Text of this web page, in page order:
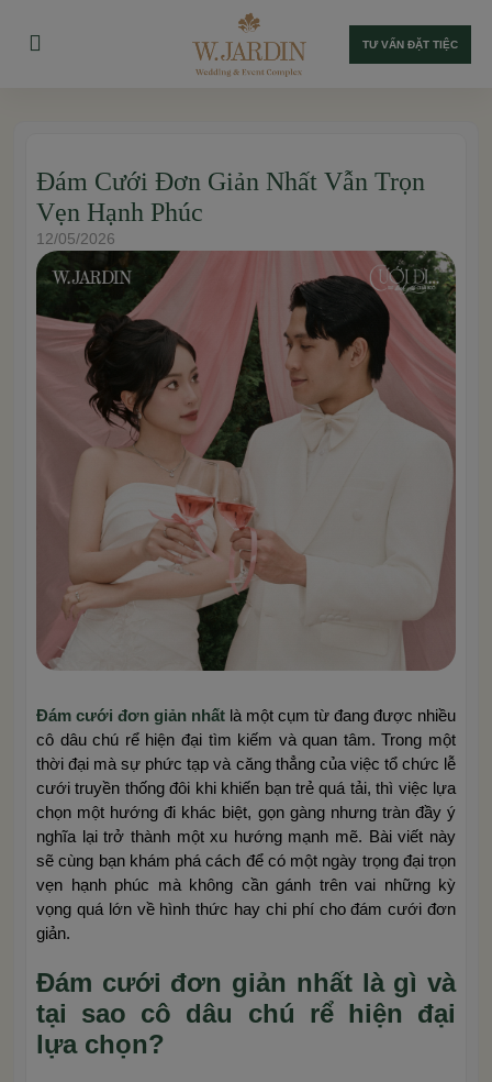
TƯ VẤN ĐẶT TIỆC
Đám Cưới Đơn Giản Nhất Vẫn Trọn
Vẹn Hạnh Phúc
12/05/2026
Đám cưới đơn giản nhất là một cụm từ đang được nhiều
cô dâu chú rể hiện đại tìm kiếm và quan tâm. Trong một
thời đại mà sự phức tạp và căng thẳng của việc tổ chức lễ
cưới truyền thống đôi khi khiến bạn trẻ quá tải, thì việc lựa
chọn một hướng đi khác biệt, gọn gàng nhưng tràn đầy ý
nghĩa lại trở thành một xu hướng mạnh mẽ. Bài viết này
sẽ cùng bạn khám phá cách để có một ngày trọng đại trọn
vẹn hạnh phúc mà không cần gánh trên vai những kỳ
vọng quá lớn về hình thức hay chi phí cho đám cưới đơn
giản.
Đám cưới đơn giản nhất là gì và
tại sao cô dâu chú rể hiện đại
lựa chọn?